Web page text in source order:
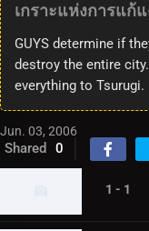
เกราะแห่งการแก้
GUYS determine if
destroy the entire
everything to Tsurugi.
Jun. 03, 2006
Shared 0
1 - 1